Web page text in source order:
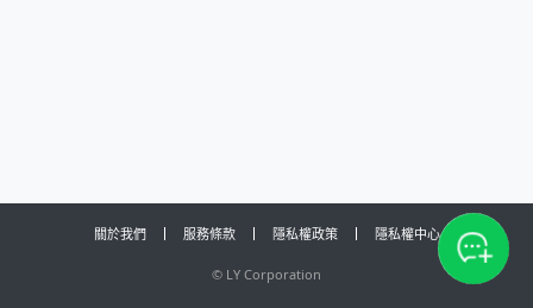
關於我們 服務條款 隱私權政策 隱私權中心
© LY Corporation